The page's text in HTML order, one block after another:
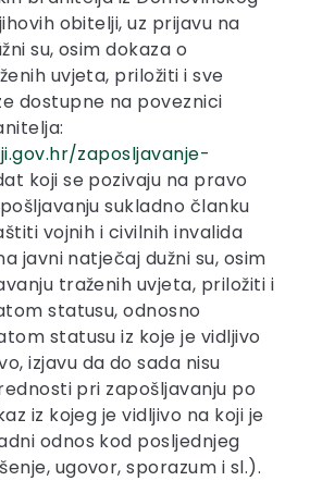
obitelji, uz prijavu na
su, osim dokaza o
uvjeta, priložiti i sve
dostupne na poveznici
zaposljavanje-
koji se pozivaju na pravo
sukladno članku
vojnih i civilnih invalida
javni natječaj dužni su, osim
traženih uvjeta, priložiti i
statusu, odnosno
statusu iz koje je vidljivo
izjavu da do sada nisu
pri zapošljavanju po
iz kojeg je vidljivo na koji je
odnos kod posljednjeg
ugovor, sporazum i sl.).